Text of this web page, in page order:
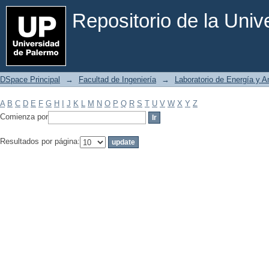
Repositorio de la
Filtrar por: Materia
DSpace Principal → Facultad de Ingeniería → Laboratorio de Energía y
A B C D E F G H J K L M N O P Q R S T U V W X Y Z
Comienza por
Resultados por página: